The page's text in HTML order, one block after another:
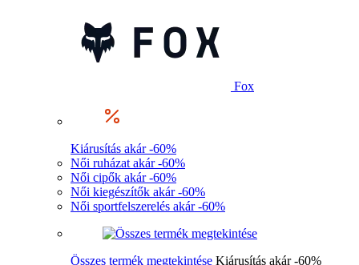
Fox
Kiárusítás akár -60%
Női ruházat akár -60%
Női cipők akár -60%
Női kiegészítők akár -60%
Női sportfelszerelés akár -60%
Összes termék megtekintése Kiárusítás akár -60%